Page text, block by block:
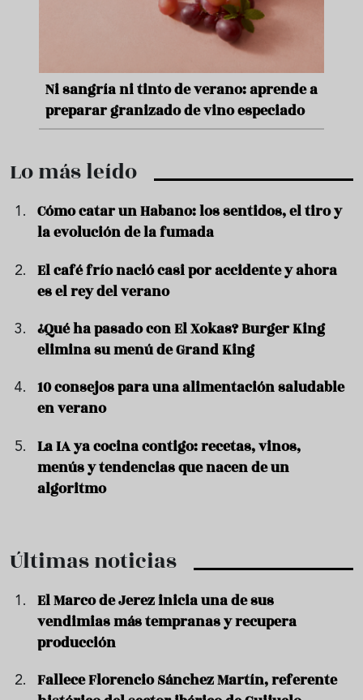
Ni sangría ni tinto de verano: aprende a
preparar granizado de vino especiado
Lo más leído
Cómo catar un Habano: los sentidos, el tiro y
la evolución de la fumada
El café frío nació casi por accidente y ahora
es el rey del verano
¿Qué ha pasado con El Xokas? Burger King
elimina su menú de Grand King
10 consejos para una alimentación saludable
en verano
La IA ya cocina contigo: recetas, vinos,
menús y tendencias que nacen de un
algoritmo
Últimas noticias
El Marco de Jerez inicia una de sus
vendimias más tempranas y recupera
producción
Fallece Florencio Sánchez Martín, referente